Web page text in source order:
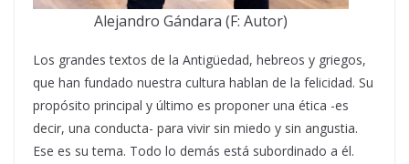
Alejandro Gándara (F: Autor)
Los grandes textos de la Antigüedad, hebreos y griegos,
que han fundado nuestra cultura hablan de la felicidad. Su
propósito principal y último es proponer una ética -es
decir, una conducta- para vivir sin miedo y sin angustia.
Ese es su tema. Todo lo demás está subordinado a él.